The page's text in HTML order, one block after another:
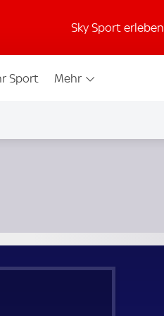
Sky Sport erleben
Sport Mehr